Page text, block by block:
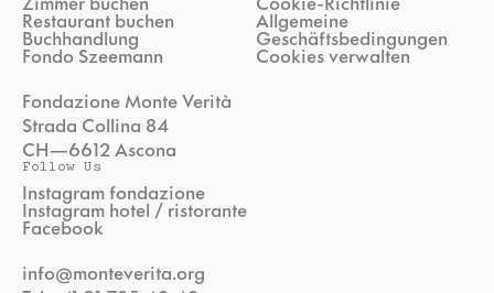
Restaurant buchen
Buchhandlung
Fondo Szeemann
Allgemeine
Geschäftsbedingungen
Cookies verwalten
Fondazione Monte Verità
Strada Collina 84
CH—6612 Ascona
Follow Us
Instagram fondazione
Instagram hotel / ristorante
Facebook
info@monteverita.org